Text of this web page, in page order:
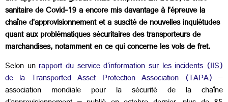
sanitaire de Covid-19 a encore mis davantage à l’épreuve la
chaîne d’approvisionnement et a suscité de nouvelles inquiétudes
quant aux problématiques sécuritaires des transporteurs de
marchandises, notamment en ce qui concerne les vols de fret.
Selon un rapport du service d'information sur les incidents (IIS)
de la Transported Asset Protection Association (TAPA) –
association mondiale pour la sécurité de la chaîne